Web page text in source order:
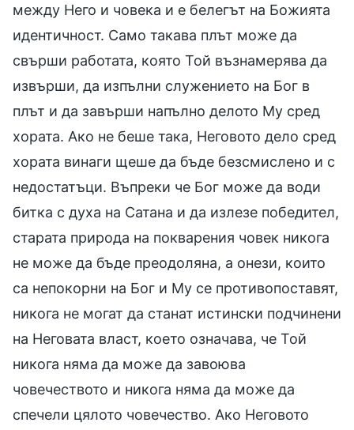
между Него и човека и е белегът на Божията
идентичност. Само такава плът може да
свърши работата, която Той възнамерява да
извърши, да изпълни служението на Бог в
плът и да завърши напълно делото Му сред
хората. Ако не беше така, Неговото дело сред
хората винаги щеше да бъде безсмислено и с
недостатъци. Въпреки че Бог може да води
битка с духа на Сатана и да излезе победител,
старата природа на покварения човек никога
не може да бъде преодоляна, а онези, които
са непокорни на Бог и Му се противопоставят,
никога не могат да станат истински подчинени
на Неговата власт, което означава, че Той
никога няма да може да завоюва
човечеството и никога няма да може да
спечели цялото човечество. Ако Неговото